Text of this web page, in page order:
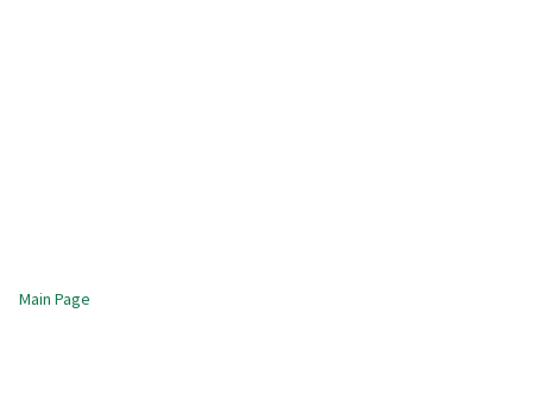
Main Page